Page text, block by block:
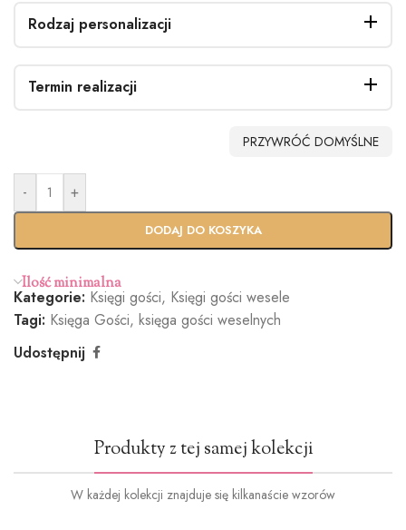
Biały
Czarny
(+5.00zł)
Rodzaj personalizacji
Termin realizacji
Standardo
Ekspres
(+100zł)
PRZYWRÓĆ DOMYŚLNE
- +
DODAJ DO KOSZYKA
Ilość minimalna
Kategorie: Księgi gości, Księgi gości wesele
Tagi: Księga Gości, księga gości weselnych
Udostępnij
Produkty z tej samej kolekcji
W każdej kolekcji znajduje się kilkanaście wzorów